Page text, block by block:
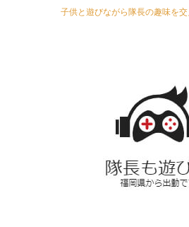
子供と遊びながら隊長の趣味を交